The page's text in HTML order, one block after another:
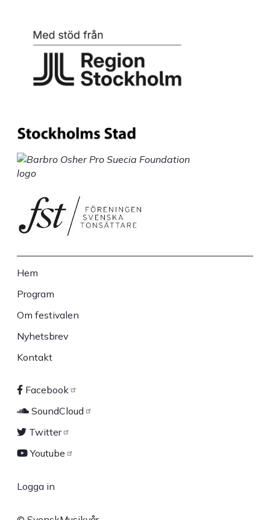
Sidfot
Hem
Program
Om festivalen
Nyhetsbrev
Kontakt
Sociala
länkar
Facebook
SoundCloud
Twitter
Youtube
Logga in